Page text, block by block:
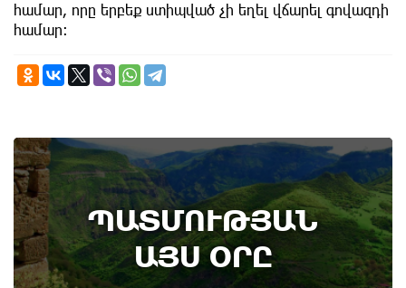
համար, որը երբեք ստիպված չի եղել վճարել գովազդի
համար։
ՊԱՏՄՈՒԹՅԱՆ
ԱՅՍ ՕՐԸ
6th of August
Կառավարությունը ազդարարել է Հյուսիս -
Հարավ ավտոմայրուղու շինարարության
մեկնարկը․ պատմության այս օրը (6
օգոստոս)